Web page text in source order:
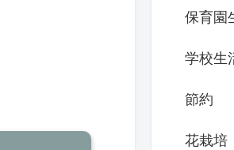
保育園
学校生
節約
花栽培